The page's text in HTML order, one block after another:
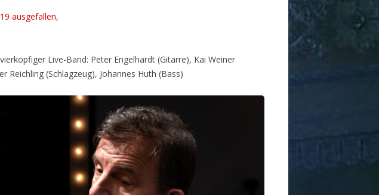
ausgefallen,
Live-Band: Peter Engelhardt (Gitarre), Kai Weiner
Reichling (Schlagzeug), Johannes Huth (Bass)